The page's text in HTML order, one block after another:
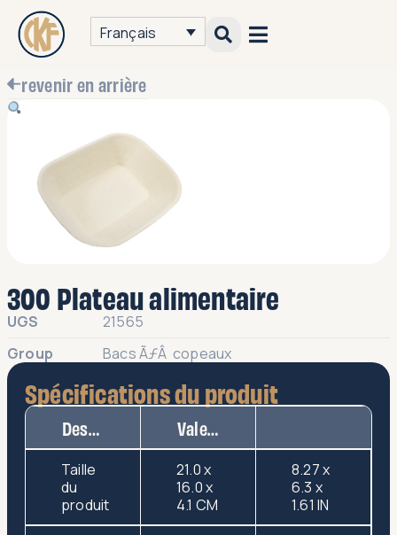
Français
revenir en arrière
300 Plateau alimentaire
UGS
21565
Group
Bacs ÃƒÂ copeaux
Spécifications du produit
Description Valeur
Taille
du
produit
21.0 x
16.0 x
4.1 CM
8.27 x
6.3 x
1.61 IN